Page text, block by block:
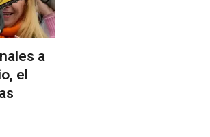
a
el